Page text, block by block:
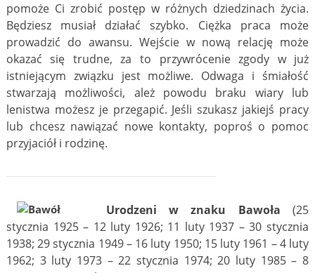
pomoże Ci zrobić postęp w różnych dziedzinach życia.
Będziesz musiał działać szybko. Ciężka praca może
prowadzić do awansu. Wejście w nową relację może
okazać się trudne, za to przywrócenie zgody w już
istniejącym związku jest możliwe. Odwaga i śmiałość
stwarzają możliwości, ależ powodu braku wiary lub
lenistwa możesz je przegapić. Jeśli szukasz jakiejś pracy
lub chcesz nawiązać nowe kontakty, poproś o pomoc
przyjaciół i rodzinę.
Urodzeni w znaku Bawoła (25
stycznia 1925 – 12 luty 1926; 11 luty 1937 – 30 stycznia
1938; 29 stycznia 1949 – 16 luty 1950; 15 luty 1961 – 4 luty
1962; 3 luty 1973 – 22 stycznia 1974; 20 luty 1985 – 8